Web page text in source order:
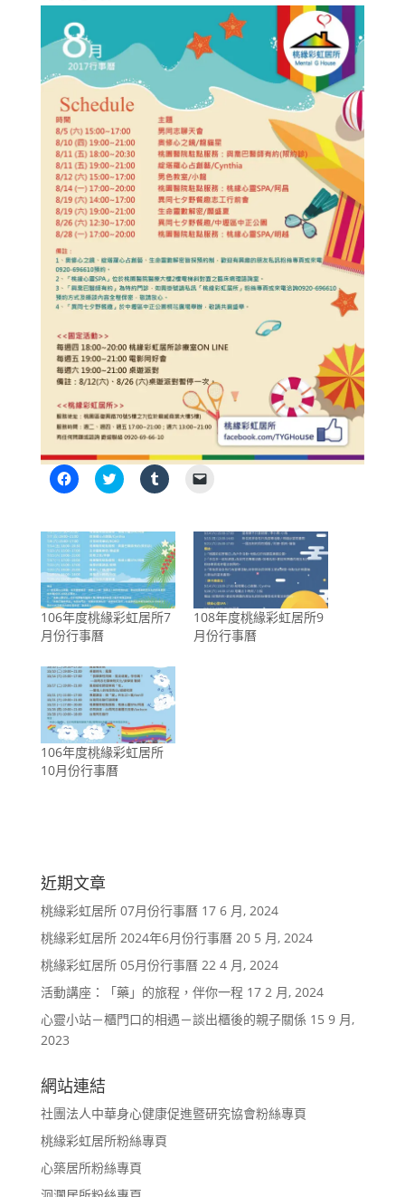
按
一
享
至
F
a
c
e
b
o
o
k
在
新
視
窗
中
開
啟
)
分
享
i
t
t
e
r
(
在
新
視
開
啟
)
分
享
m
b
l
r
(
在
新
視
啟
)
以
電
子
郵
件
傳
送
連
結
給
106年度桃緣彩虹居所7
月份行事曆
108年度桃緣彩虹居所9
月份行事曆
106年度桃緣彩虹居所
10月份行事曆
近期文章
桃緣彩虹居所 07月份行事曆 17 6 月, 2024
桃緣彩虹居所 2024年6月份行事曆 20 5 月, 2024
桃緣彩虹居所 05月份行事曆 22 4 月, 2024
活動講座：「藥」的旅程，伴你一程 17 2 月, 2024
心靈小站－櫃門口的相遇－談出櫃後的親子關係 15 9 月,
2023
網站連結
社團法人中華身心健康促進暨研究協會粉絲專頁
桃緣彩虹居所粉絲專頁
心築居所粉絲專頁